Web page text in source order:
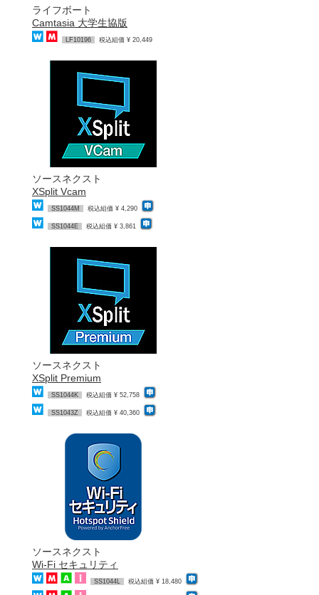
ライフボート
Camtasia 大学生協版
LF10196 税込組価 ¥ 20,449
ソースネクスト
XSplit Vcam
SS1044M 税込組価 ¥ 4,290
SS1044E 税込組価 ¥ 3,861
ソースネクスト
XSplit Premium
SS1044K 税込組価 ¥ 52,758
SS1043Z 税込組価 ¥ 40,360
ソースネクスト
Wi-Fi セキュリティ
SS1044L 税込組価 ¥ 18,480